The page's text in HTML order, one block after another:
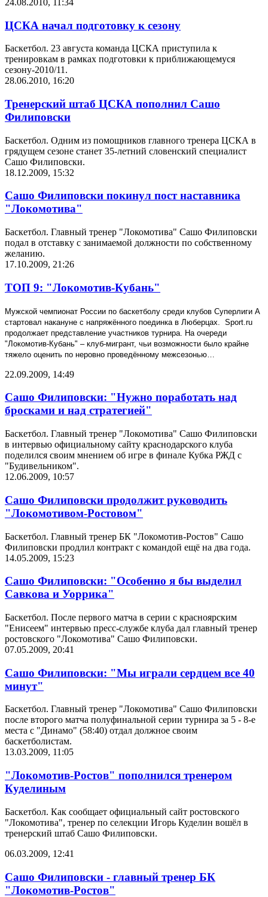
ЦСКА начал подготовку к сезону
Баскетбол. 23 августа команда ЦСКА приступила к
тренировкам в рамках подготовки к приближающемуся
сезону-2010/11.
28.06.2010, 16:20
Тренерский штаб ЦСКА пополнил Сашо
Филиповски
Баскетбол. Одним из помощников главного тренера ЦСКА в
грядущем сезоне станет 35-летний словенский специалист
Сашо Филиповски.
18.12.2009, 15:32
Сашо Филиповски покинул пост наставника
"Локомотива"
Баскетбол. Главный тренер "Локомотива" Сашо Филиповски
подал в отставку с занимаемой должности по собственному
желанию.
17.10.2009, 21:26
ТОП 9: "Локомотив-Кубань"
Мужской чемпионат России по баскетболу среди клубов Суперлиги А
стартовал накануне с напряжённого поединка в Люберцах.
Sport.ru
продолжает представление участников турнира. На очереди
"Локомотив-Кубань" – клуб-мигрант, чьи возможности было крайне
тяжело оценить по неровно проведённому межсезонью…
22.09.2009, 14:49
Сашо Филиповски: "Нужно поработать над
бросками и над стратегией"
Баскетбол. Главный тренер "Локомотива" Сашо Филиповски
в интервью официальному сайту краснодарского клуба
поделился своим мнением об игре в финале Кубка РЖД с
"Будивельником".
12.06.2009, 10:57
Сашо Филиповски продолжит руководить
"Локомотивом-Ростовом"
Баскетбол. Главный тренер БК "Локомотив-Ростов" Сашо
Филиповски продлил контракт с командой ещё на два года.
14.05.2009, 15:23
Сашо Филиповски: "Особенно я бы выделил
Савкова и Уоррика"
Баскетбол. После первого матча в серии с красноярским
"Енисеем" интервью пресс-службе клуба дал главный тренер
ростовского "Локомотива" Сашо Филиповски.
07.05.2009, 20:41
Сашо Филиповски: "Мы играли сердцем все 40
минут"
Баскетбол. Главный тренер "Локомотива" Сашо Филиповски
после второго матча полуфинальной серии турнира за 5 - 8-е
места с "Динамо" (58:40) отдал должное своим
баскетболистам.
13.03.2009, 11:05
"Локомотив-Ростов" пополнился тренером
Куделиным
Баскетбол. Как сообщает официальный сайт ростовского
"Локомотива", тренер по селекции Игорь Куделин вошёл в
тренерский штаб Сашо Филиповски.
06.03.2009, 12:41
Сашо Филиповски - главный тренер БК
"Локомотив-Ростов"